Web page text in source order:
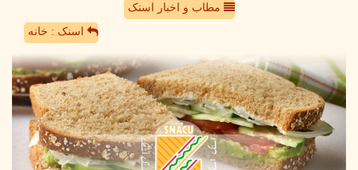
مطاب و اخبار اسنک
اسنک : خانه